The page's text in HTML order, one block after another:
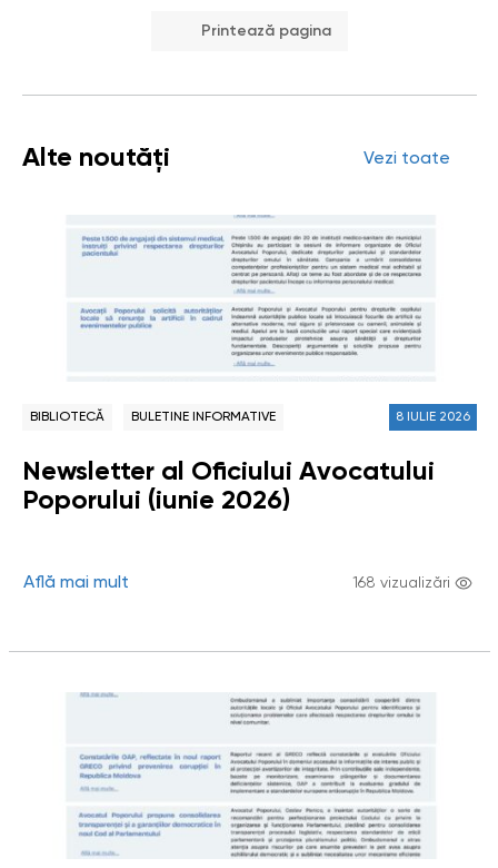
Printează pagina
Alte noutăți Vezi toate
BIBLIOTECĂ BULETINE INFORMATIVE 8 IULIE 2026
Newsletter al Oficiului Avocatului
Poporului (iunie 2026)
Află mai mult 168 vizualizări